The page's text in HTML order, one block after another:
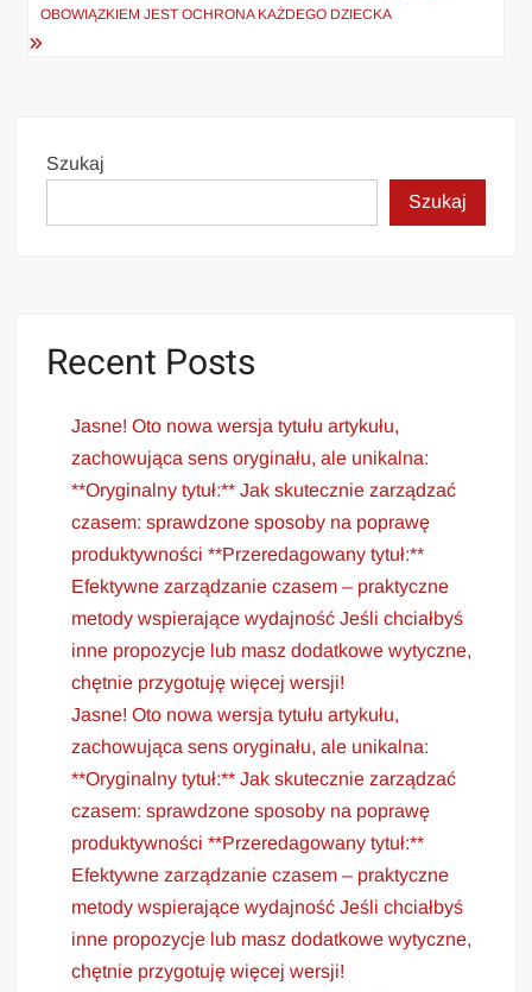
OBOWIĄZKIEM JEST OCHRONA KAŻDEGO DZIECKA
Szukaj
Szukaj
Recent Posts
Jasne! Oto nowa wersja tytułu artykułu,
zachowująca sens oryginału, ale unikalna:
**Oryginalny tytuł:** Jak skutecznie zarządzać
czasem: sprawdzone sposoby na poprawę
produktywności **Przeredagowany tytuł:**
Efektywne zarządzanie czasem – praktyczne
metody wspierające wydajność Jeśli chciałbyś
inne propozycje lub masz dodatkowe wytyczne,
chętnie przygotuję więcej wersji!
Jasne! Oto nowa wersja tytułu artykułu,
zachowująca sens oryginału, ale unikalna:
**Oryginalny tytuł:** Jak skutecznie zarządzać
czasem: sprawdzone sposoby na poprawę
produktywności **Przeredagowany tytuł:**
Efektywne zarządzanie czasem – praktyczne
metody wspierające wydajność Jeśli chciałbyś
inne propozycje lub masz dodatkowe wytyczne,
chętnie przygotuję więcej wersji!